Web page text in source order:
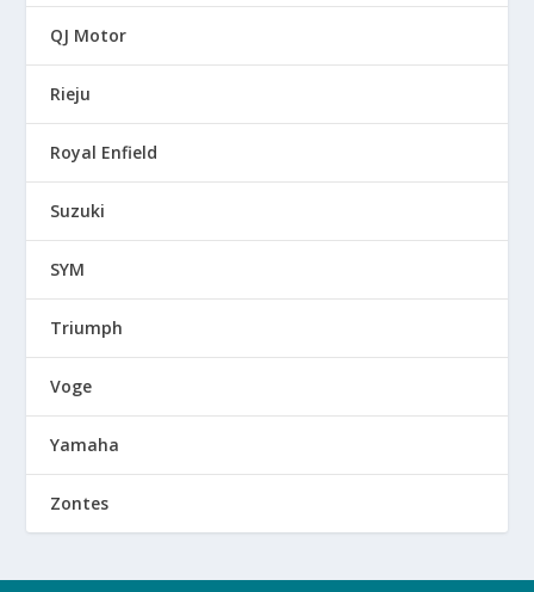
QJ Motor
Rieju
Royal Enfield
Suzuki
SYM
Triumph
Voge
Yamaha
Zontes